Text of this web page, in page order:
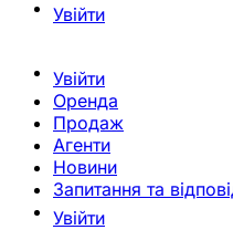
Увійти
Увійти
Оренда
Продаж
Агенти
Новини
Запитання та
Увійти